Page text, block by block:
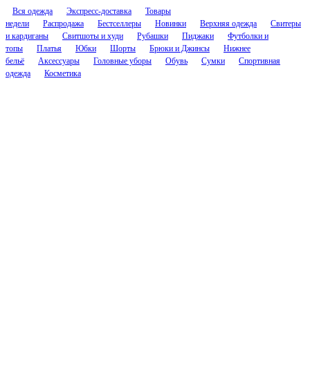
Вся одежда Экспресс-доставка
Товары
недели
Распродажа Бестселлеры Новинки Верхняя одежда
Свитеры
и кардиганы
Свитшоты и худи Рубашки Пиджаки
Футболки и
топы
Платья Юбки Шорты Брюки и Джинсы
Нижнее
бельё
Аксессуары Головные уборы Обувь Сумки
Спортивная
одежда
Косметика